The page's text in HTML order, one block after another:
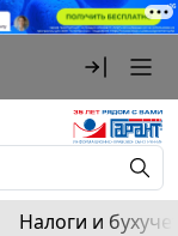
Налоги и